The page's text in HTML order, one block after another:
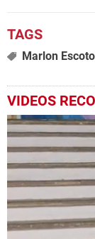
Marlon Escoto
VIDEOS